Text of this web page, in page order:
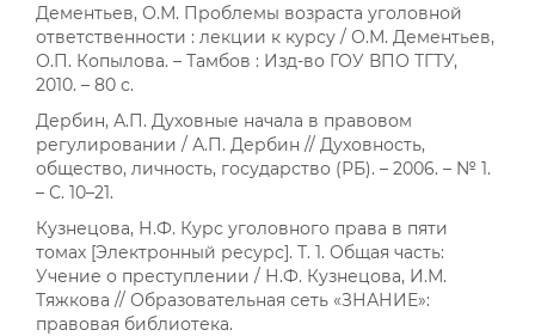
Дементьев, О.М. Проблемы возраста уголовной
ответственности : лекции к курсу / О.М. Дементьев,
О.П. Копылова. – Тамбов : Изд-во ГОУ ВПО ТГТУ,
2010. – 80 с.
Дербин, А.П. Духовные начала в правовом
регулировании / А.П. Дербин // Духовность,
общество, личность, государство (РБ). – 2006. – № 1.
– С. 10–21.
Кузнецова, Н.Ф. Курс уголовного права в пяти
томах [Электронный ресурс]. Т. 1. Общая часть:
Учение о преступлении / Н.Ф. Кузнецова, И.М.
Тяжкова // Образовательная сеть «ЗНАНИЕ»:
правовая библиотека.